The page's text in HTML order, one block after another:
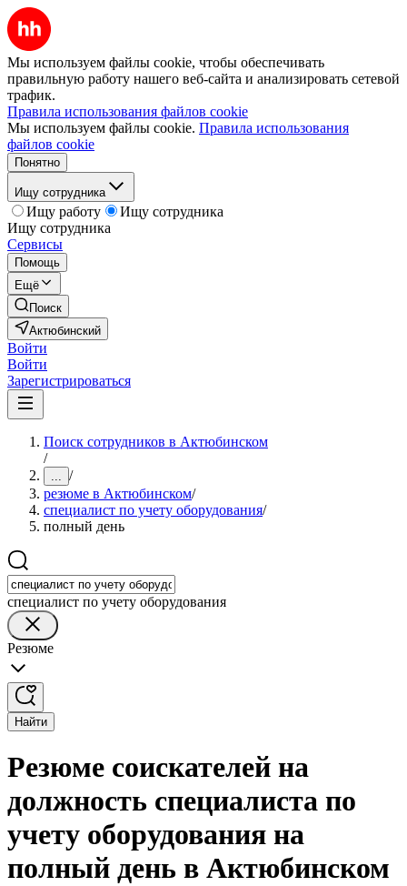
Мы используем файлы cookie, чтобы обеспечивать
правильную работу нашего веб-сайта и анализировать сетевой
трафик.
Правила использования файлов cookie
Мы используем файлы cookie. Правила использования
файлов cookie
Понятно
Ищу сотрудника
Ищу работу
Ищу сотрудника
Ищу сотрудника
Сервисы
Помощь
Ещё
Поиск
Актюбинский
Войти
Войти
Зарегистрироваться
Поиск сотрудников в Актюбинском
/
... /
резюме в Актюбинском/
специалист по учету оборудования/
полный день
специалист по учету оборудования
Резюме
Найти
Резюме соискателей на
должность специалиста по
учету оборудования на
полный день в Актюбинском